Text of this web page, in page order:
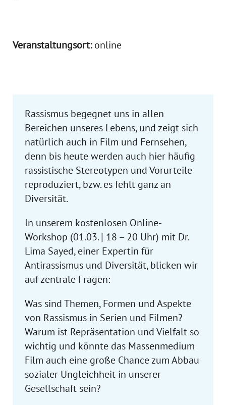
Veranstaltungsort:online
Rassismus begegnet uns in allen
Bereichen unseres Lebens, und zeigt sich
natürlich auch in Film und Fernsehen,
denn bis heute werden auch hier häufig
rassistische Stereotypen und Vorurteile
reproduziert, bzw. es fehlt ganz an
Diversität.
In unserem kostenlosen Online-
Workshop (01.03. | 18 – 20 Uhr) mit Dr.
Lima Sayed, einer Expertin für
Antirassismus und Diversität, blicken wir
auf zentrale Fragen:
Was sind Themen, Formen und Aspekte
von Rassismus in Serien und Filmen?
Warum ist Repräsentation und Vielfalt so
wichtig und könnte das Massenmedium
Film auch eine große Chance zum Abbau
sozialer Ungleichheit in unserer
Gesellschaft sein?